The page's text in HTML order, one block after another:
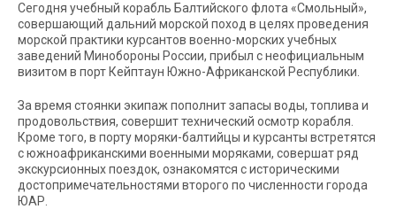
Сегодня учебный корабль Балтийского флота «Смольный»,
совершающий дальний морской поход в целях проведения
морской практики курсантов военно-морских учебных
заведений Минобороны России, прибыл с неофициальным
визитом в порт Кейптаун Южно-Африканской Республики.
За время стоянки экипаж пополнит запасы воды, топлива и
продовольствия, совершит технический осмотр корабля.
Кроме того, в порту моряки-балтийцы и курсанты встретятся
с южноафриканскими военными моряками, совершат ряд
экскурсионных поездок, ознакомятся с историческими
достопримечательностями второго по численности города
ЮАР.